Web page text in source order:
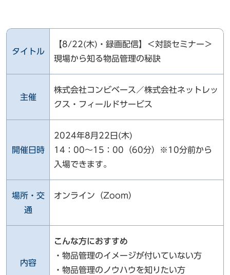
タイトル
【8/22(木)・録画配信】＜対談セミナー＞
現場から知る物品管理の秘訣
主催
株式会社コンビベース／株式会社ネットレッ
クス・フィールドサービス
開催日時
2024年8月22日(木)
14：00～15：00（60分）※10分前から
入場できます。
場所・交
通
オンライン（Zoom）
内容
こんな方におすすめ
・物品管理のイメージが付いていない方
・物品管理のノウハウを知りたい方